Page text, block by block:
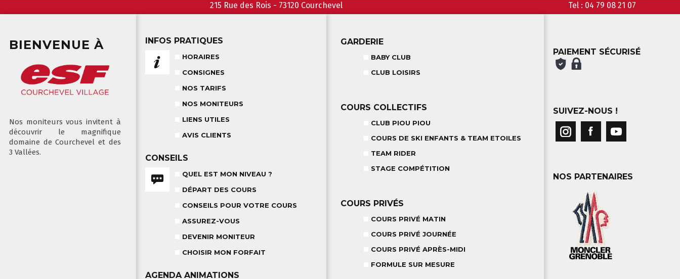
215 Rue des Rois - 73120 Courchevel Tel : 04 79 08 21 07
BIENVENUE À
Nos moniteurs vous invitent à
découvrir le magnifique
domaine de Courchevel et des
3 Vallées.
INFOS PRATIQUES
HORAIRES
CONSIGNES
NOS TARIFS
NOS MONITEURS
LIENS UTILES
AVIS CLIENTS
CONSEILS
QUEL EST MON NIVEAU ?
DÉPART DES COURS
CONSEILS POUR VOTRE COURS
ASSUREZ-VOUS
DEVENIR MONITEUR
CHOISIR MON FORFAIT
AGENDA ANIMATIONS
GARDERIE
BABY CLUB
CLUB LOISIRS
COURS COLLECTIFS
CLUB PIOU PIOU
COURS DE SKI ENFANTS & TEAM ETOILES
TEAM RIDER
STAGE COMPÉTITION
COURS PRIVÉS
COURS PRIVÉ MATIN
COURS PRIVÉ JOURNÉE
COURS PRIVÉ APRÈS-MIDI
FORMULE SUR MESURE
PAIEMENT SÉCURISÉ
SUIVEZ-NOUS !
NOS PARTENAIRES